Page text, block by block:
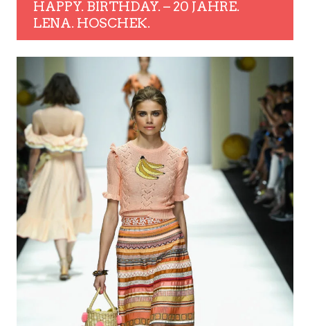
HAPPY. BIRTHDAY. – 20 JAHRE.
LENA. HOSCHEK.